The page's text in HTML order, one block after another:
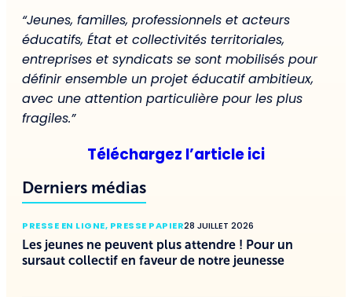
“Jeunes, familles, professionnels et acteurs
éducatifs, État et collectivités territoriales,
entreprises et syndicats se sont mobilisés pour
définir ensemble un projet éducatif ambitieux,
avec une attention particulière pour les plus
fragiles.”
Téléchargez l’article ici
Derniers médias
PRESSE EN LIGNE, PRESSE PAPIER28 JUILLET 2026
Les jeunes ne peuvent plus attendre ! Pour un
sursaut collectif en faveur de notre jeunesse